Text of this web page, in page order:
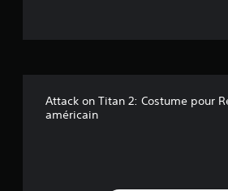
Attack on Titan 2: Costume pour
américain